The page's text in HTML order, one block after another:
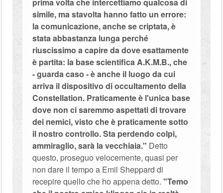
simile, ma stavolta hanno fatto un errore:
la comunicazione, anche se criptata, è
stata abbastanza lunga perché
riuscissimo a capire da dove esattamente
è partita: la base scientifica A.K.M.B., che
- guarda caso - è anche il luogo da cui
arriva il dispositivo di occultamento della
Constellation. Praticamente è l'unica base
dove non ci saremmo aspettati di trovare
dei nemici, visto che è praticamente sotto
il nostro controllo. Sta perdendo colpi,
ammiraglio, sarà la vecchiaia." Detto
questo, proseguo velocemente, quasi per
non dare il tempo a Emil Sheppard di
recepire quello che ho appena detto. "Temo